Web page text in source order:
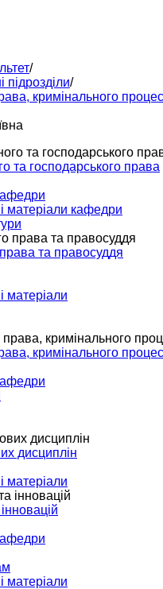
/
підрозділи/
кримінального
та господарського права
матеріали кафедри
та правосуддя
матеріали
кримінального
дисциплін
матеріали
матеріали